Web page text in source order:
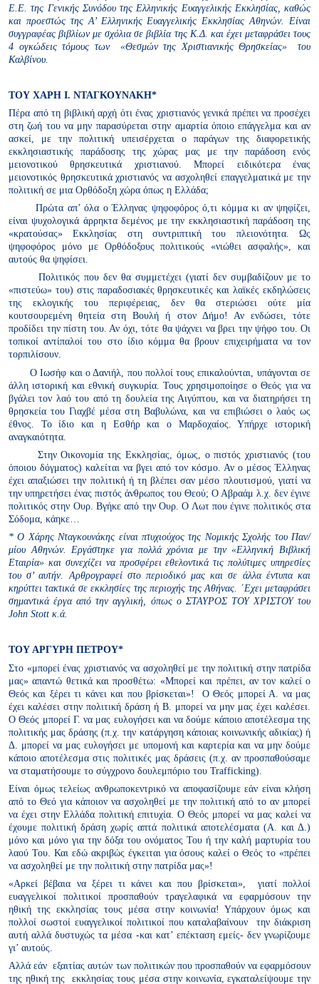
Ε.Ε. της Γενικής Συνόδου της Ελληνικής Ευαγγελικής Εκκλησίας, καθώς
και προεστώς της Α’ Ελληνικής Ευαγγελικής Εκκλησίας Αθηνών. Είναι
συγγραφέας βιβλίων με σχόλια σε βιβλία της Κ.Δ. και έχει μεταφράσει τους
4 ογκώδεις τόμους των «Θεσμών της Χριστιανικής Θρησκείας» του
Καλβίνου.
ΤΟΥ ΧΑΡΗ Ι. ΝΤΑΓΚΟΥΝΑΚΗ*
Πέρα από τη βιβλική αρχή ότι ένας χριστιανός γενικά πρέπει να προσέχει
στη ζωή του να μην παρασύρεται στην αμαρτία όποιο επάγγελμα και αν
ασκεί, με την πολιτική υπεισέρχεται ο παράγων της διαφορετικής
εκκλησιαστικής παράδοσης της χώρας μας με την παράδοση ενός
μειονοτικού θρησκευτικά χριστιανού. Μπορεί ειδικότερα ένας
μειονοτικός θρησκευτικά χριστιανός να ασχοληθεί επαγγελματικά με την
πολιτική σε μια Ορθόδοξη χώρα όπως η Ελλάδα;
Πρώτα απ’ όλα ο Έλληνας ψηφοφόρος ό,τι κόμμα κι αν ψηφίζει,
είναι ψυχολογικά άρρηκτα δεμένος με την εκκλησιαστική παράδοση της
«κρατούσας» Εκκλησίας στη συντριπτική του πλειονότητα. Ως
ψηφοφόρος μόνο με Ορθόδοξους πολιτικούς «νιώθει ασφαλής», και
αυτούς θα ψηφίσει.
Πολιτικός που δεν θα συμμετέχει (γιατί δεν συμβαδίζουν με το
«πιστεύω» του) στις παραδοσιακές θρησκευτικές και λαϊκές εκδηλώσεις
της εκλογικής του περιφέρειας, δεν θα στεριώσει ούτε μία
κουτσουρεμένη θητεία στη Βουλή ή στον Δήμο! Αν ενδώσει, τότε
προδίδει την πίστη του. Αν όχι, τότε θα ψάχνει να βρει την ψήφο του. Οι
τοπικοί αντίπαλοί του στο ίδιο κόμμα θα βρουν επιχειρήματα να τον
τορπιλίσουν.
Ο Ιωσήφ και ο Δανιήλ, που πολλοί τους επικαλούνται, υπάγονται σε
άλλη ιστορική και εθνική συγκυρία. Τους χρησιμοποίησε ο Θεός για να
βγάλει τον λαό του από τη δουλεία της Αιγύπτου, και να διατηρήσει τη
θρησκεία του Γιαχβέ μέσα στη Βαβυλώνα, και να επιβιώσει ο λαός ως
έθνος. Το ίδιο και η Εσθήρ και ο Μαρδοχαίος. Υπήρχε ιστορική
αναγκαιότητα.
Στην Οικονομία της Εκκλησίας, όμως, ο πιστός χριστιανός (του
όποιου δόγματος) καλείται να βγει από τον κόσμο. Αν ο μέσος Έλληνας
έχει απαξιώσει την πολιτική ή τη βλέπει σαν μέσο πλουτισμού, γιατί να
την υπηρετήσει ένας πιστός άνθρωπος του Θεού; Ο Αβραάμ λ.χ. δεν έγινε
πολιτικός στην Ουρ. Βγήκε από την Ουρ. Ο Λωτ που έγινε πολιτικός στα
Σόδομα, κάηκε…
* Ο Χάρης Νταγκουνάκης είναι πτυχιούχος της Νομικής Σχολής του Παν/
μίου Αθηνών. Εργάστηκε για πολλά χρόνια με την «Ελληνική Βιβλική
Εταιρία» και συνεχίζει να προσφέρει εθελοντικά τις πολύτιμες υπηρεσίες
του σ’ αυτήν. Αρθρογραφεί στο περιοδικό μας και σε άλλα έντυπα και
κηρύττει τακτικά σε εκκλησίες της περιοχής της Αθήνας. ΄Εχει μεταφράσει
σημαντικά έργα από την αγγλική, όπως ο ΣΤΑΥΡΟΣ ΤΟΥ ΧΡΙΣΤΟΥ του
John Stott κ.ά.
ΤΟΥ ΑΡΓΥΡΗ ΠΕΤΡΟΥ*
Στο «μπορεί ένας χριστιανός να ασχοληθεί με την πολιτική στην πατρίδα
μας» απαντώ θετικά και προσθέτω: «Μπορεί και πρέπει, αν τον καλεί ο
Θεός και ξέρει τι κάνει και που βρίσκεται»! Ο Θεός μπορεί Α. να μας
έχει καλέσει στην πολιτική δράση ή Β. μπορεί να μην μας έχει καλέσει.
Ο Θεός μπορεί Γ. να μας ευλογήσει και να δούμε κάποιο αποτέλεσμα της
πολιτικής μας δράσης (π.χ. την κατάργηση κάποιας κοινωνικής αδικίας) ή
Δ. μπορεί να μας ευλογήσει με υπομονή και καρτερία και να μην δούμε
κάποιο αποτέλεσμα στις πολιτικές μας δράσεις (π.χ. αν προσπαθούσαμε
να σταματήσουμε το σύγχρονο δουλεμπόριο του Trafficking).
Είναι όμως τελείως ανθρωποκεντρικό να αποφασίζουμε εάν είναι κλήση
από το Θεό για κάποιον να ασχοληθεί με την πολιτική από το αν μπορεί
να έχει στην Ελλάδα πολιτική επιτυχία. Ο Θεός μπορεί να μας καλεί να
έχουμε πολιτική δράση χωρίς απτά πολιτικά αποτελέσματα (Α. και Δ.)
μόνο και μόνο για την δόξα του ονόματος Του ή την καλή μαρτυρία του
λαού Του. Και εδώ ακριβώς έγκειται για όσους καλεί ο Θεός το «πρέπει
να ασχοληθεί με την πολιτική στην πατρίδα μας»!
«Αρκεί βέβαια να ξέρει τι κάνει και που βρίσκεται», γιατί πολλοί
ευαγγελικοί πολιτικοί προσπαθούν τραγελαφικά να εφαρμόσουν την
ηθική της εκκλησίας τους μέσα στην κοινωνία! Υπάρχουν όμως και
πολλοί σωστοί ευαγγελικοί πολιτικοί που καταλαβαίνουν την διάκριση
αυτή αλλά δυστυχώς τα μέσα -και κατ’ επέκταση εμείς- δεν γνωρίζουμε
γι’ αυτούς.
Αλλά εάν εξαιτίας αυτών των πολιτικών που προσπαθούν να εφαρμόσουν
της ηθική της εκκλησίας τους μέσα στην κοινωνία, εγκαταλείψουμε την